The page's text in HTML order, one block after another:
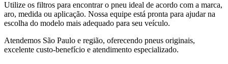
Utilize os filtros para encontrar o pneu ideal de acordo com a marca,
aro, medida ou aplicação. Nossa equipe está pronta para ajudar na
escolha do modelo mais adequado para seu veículo.
Atendemos São Paulo e região, oferecendo pneus originais,
excelente custo-benefício e atendimento especializado.